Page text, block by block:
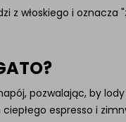
z włoskiego i
pozwalając, by lody
espresso i